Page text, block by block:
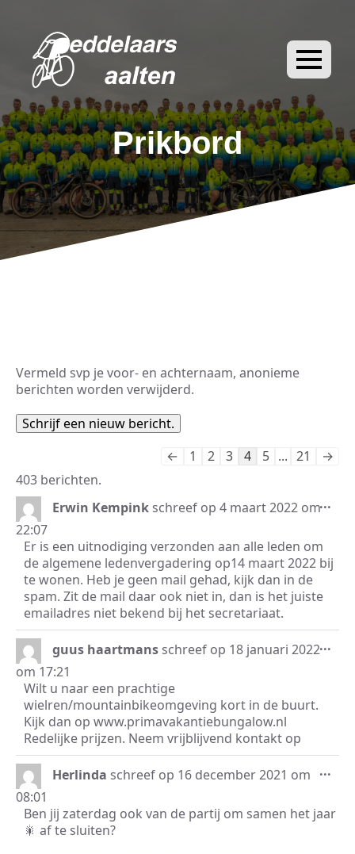
Prikbord
Vermeld svp je voor- en achternaam, anonieme
berichten worden verwijderd.
Navigatie
gastenboek-
← 1 2 3 4 5 ... 21
→
403 berichten.
Erwin Kempink schreef op 4 maart 2022 om
22:07
Er is een uitnodiging verzonden aan alle leden om
de algemene ledenvergadering op14 maart 2022 bij
te wonen. Heb je geen mail gehad, kijk dan in de
spam. Zit de mail daar ook niet in, dan is het juiste
emailadres niet bekend bij het secretariaat.
...
guus haartmans schreef op 18 januari 2022
om 17:21
Wilt u naar een prachtige
wielren/mountainbikeomgeving kort in de buurt.
Kijk dan op www.primavakantiebungalow.nl
Redelijke prijzen. Neem vrijblijvend kontakt op
...
Herlinda schreef op 16 december 2021 om
08:01
Ben jij zaterdag ook van de partij om samen het jaar
🎇 af te sluiten?
...